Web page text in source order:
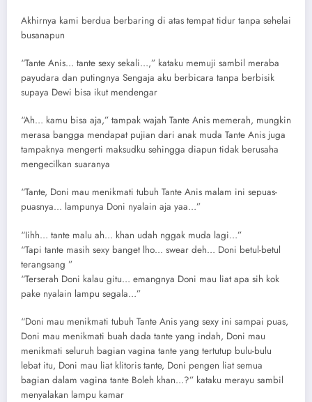
Akhirnya kami berdua berbaring di atas tempat tidur tanpa sehelai
busanapun
“Tante Anis… tante sexy sekali…,” kataku memuji sambil meraba
payudara dan putingnya Sengaja aku berbicara tanpa berbisik
supaya Dewi bisa ikut mendengar
“Ah… kamu bisa aja,” tampak wajah Tante Anis memerah, mungkin
merasa bangga mendapat pujian dari anak muda Tante Anis juga
tampaknya mengerti maksudku sehingga diapun tidak berusaha
mengecilkan suaranya
“Tante, Doni mau menikmati tubuh Tante Anis malam ini sepuas-
puasnya… lampunya Doni nyalain aja yaa…”
“Iihh… tante malu ah… khan udah nggak muda lagi…”
“Tapi tante masih sexy banget lho… swear deh… Doni betul-betul
terangsang ”
“Terserah Doni kalau gitu… emangnya Doni mau liat apa sih kok
pake nyalain lampu segala…”
“Doni mau menikmati tubuh Tante Anis yang sexy ini sampai puas,
Doni mau menikmati buah dada tante yang indah, Doni mau
menikmati seluruh bagian vagina tante yang tertutup bulu-bulu
lebat itu, Doni mau liat klitoris tante, Doni pengen liat semua
bagian dalam vagina tante Boleh khan…?” kataku merayu sambil
menyalakan lampu kamar